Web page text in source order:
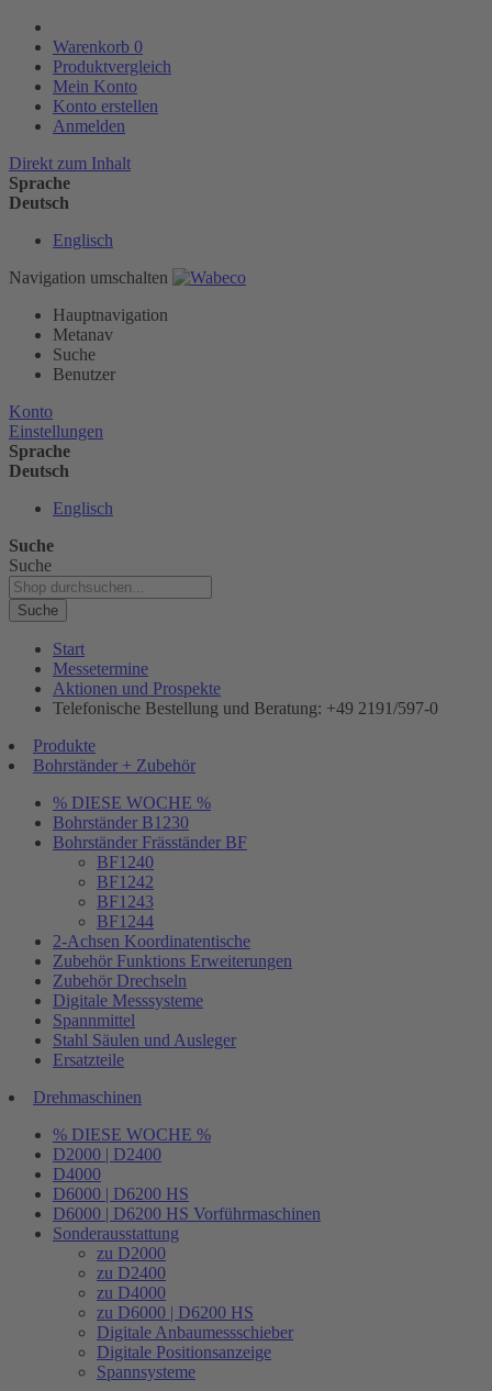
Warenkorb 0
Produktvergleich
Mein Konto
Konto erstellen
Anmelden
Direkt zum Inhalt
Sprache
Deutsch
Englisch
Navigation umschalten
Hauptnavigation
Metanav
Suche
Benutzer
Konto
Einstellungen
Sprache
Deutsch
Englisch
Suche
Suche
Suche
Start
Messetermine
Aktionen und Prospekte
Telefonische Bestellung und Beratung: +49 2191/597-0
Produkte
Bohrständer + Zubehör
% DIESE WOCHE %
Bohrständer B1230
Bohrständer Fräsständer BF
BF1240
BF1242
BF1243
BF1244
2-Achsen Koordinatentische
Zubehör Funktions Erweiterungen
Zubehör Drechseln
Digitale Messsysteme
Spannmittel
Stahl Säulen und Ausleger
Ersatzteile
Drehmaschinen
% DIESE WOCHE %
D2000 | D2400
D4000
D6000 | D6200 HS
D6000 | D6200 HS Vorführmaschinen
Sonderausstattung
zu D2000
zu D2400
zu D4000
zu D6000 | D6200 HS
Digitale Anbaumessschieber
Digitale Positionsanzeige
Spannsysteme